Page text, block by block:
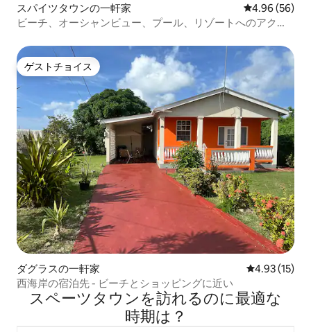
スパイツタウンの一軒家 レビュー56
4.96 (56)
ビーチ、オーシャンビュー、プール、リゾートへのアクセ
ゲストチョイス
ゲストチョイス
ダグラスの一軒家 レビュー15
4.93 (15)
西海岸の宿泊先 - ビーチとショッピングに近い
スペーツタウンを訪⁠れ⁠るの⁠に最⁠適⁠な
時⁠期⁠は⁠？